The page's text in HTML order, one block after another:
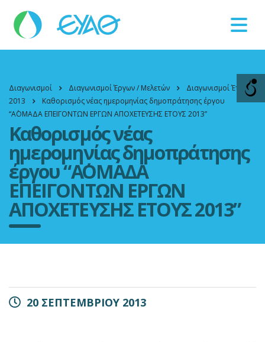
Διαγωνισμοί Διαγωνισμοί Έργων / Μελετών
Διαγωνισμοί Έτους
2013
Καθορισμός νέας ημερομηνίας δημοπράτησης έργου
“Α΄ΟΜΑΔΑ ΕΠΕΙΓΟΝΤΩΝ ΕΡΓΩΝ ΑΠΟΧΕΤΕΥΣΗΣ ΕΤΟΥΣ 2013”
Καθορισμός νέας
ημερομηνίας δημοπράτησης
έργου “Α΄ΟΜΑΔΑ
ΕΠΕΙΓΟΝΤΩΝ ΕΡΓΩΝ
ΑΠΟΧΕΤΕΥΣΗΣ ΕΤΟΥΣ 2013”
20 ΣΕΠΤΕΜΒΡΙΟΥ 2013